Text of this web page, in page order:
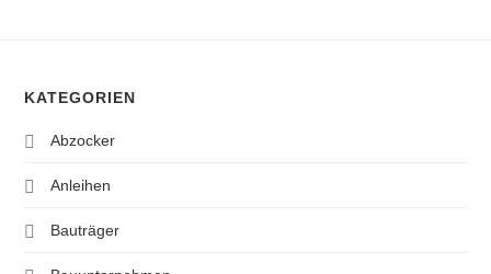
KATEGORIEN
Abzocker
Anleihen
Bauträger